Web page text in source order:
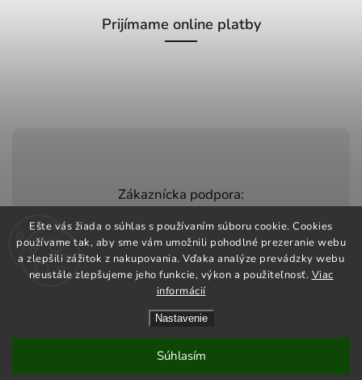
Ešte vás žiada o súhlas s používaním súboru cookie. Cookies
používame tak, aby sme vám umožnili pohodlné prezeranie webu
a zlepšili zážitok z nakupovania. Vďaka analýze prevádzky webu
neustále zlepšujeme jeho funkcie, výkon a použiteľnosť. Viac
informácií
Nastavenie
Súhlasím
Zákaznícka podpora:
+420 603 248 457
info@jeztomarket.cz
Prijímame online platby
Shoptet | Design